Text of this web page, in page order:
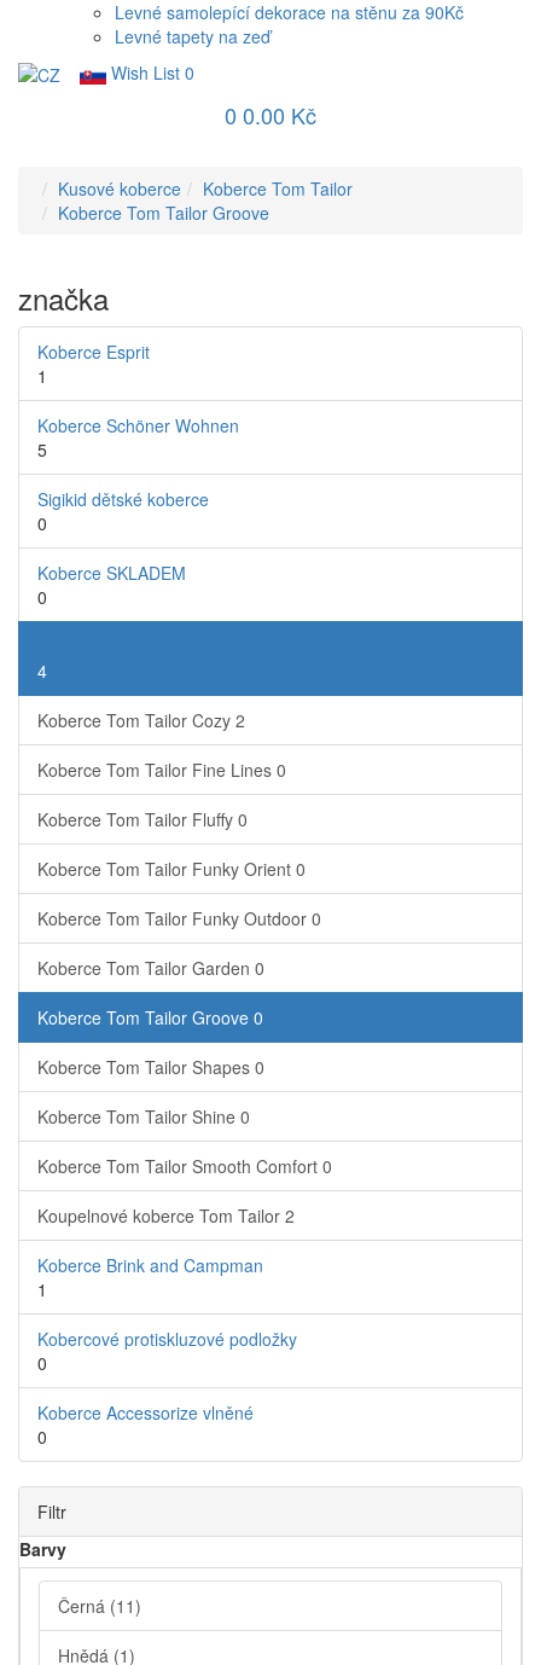
Levné samolepící dekorace na stěnu za 90Kč
Levné tapety na zeď
Wish List 0
0 0.00 Kč
Kusové koberce
Koberce Tom Tailor
Koberce Tom Tailor Groove
značka
Koberce Esprit
1
Koberce Schöner Wohnen
5
Sigikid dětské koberce
0
Koberce SKLADEM
0
4
Koberce Tom Tailor Cozy 2
Koberce Tom Tailor Fine Lines 0
Koberce Tom Tailor Fluffy 0
Koberce Tom Tailor Funky Orient 0
Koberce Tom Tailor Funky Outdoor 0
Koberce Tom Tailor Garden 0
Koberce Tom Tailor Groove 0
Koberce Tom Tailor Shapes 0
Koberce Tom Tailor Shine 0
Koberce Tom Tailor Smooth Comfort 0
Koupelnové koberce Tom Tailor 2
Koberce Brink and Campman
1
Kobercové protiskluzové podložky
0
Koberce Accessorize vlněné
0
Filtr
Barvy
Černá (11)
Hnědá (1)